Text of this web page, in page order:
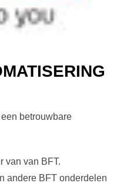
betrouwbare
van van BFT.
andere BFT onderdelen